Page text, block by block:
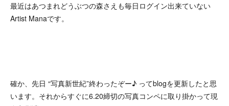
最近はあつまれどうぶつの森さえも毎日ログイン出来ていない
Artist Manaです。
確か、先日 “写真新世紀”終わったぞー♪ ってblogを更新したと思
います。それからすぐに6.20締切の写真コンペに取り掛かって現